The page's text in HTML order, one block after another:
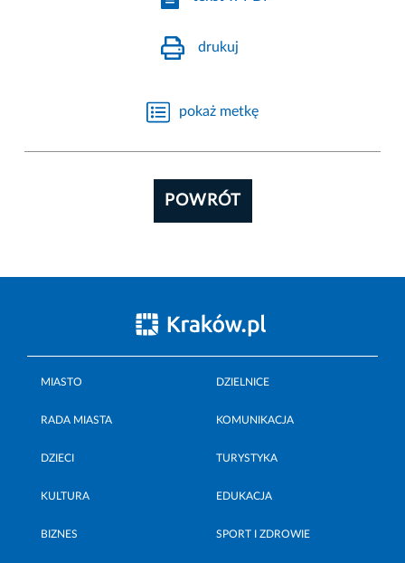
drukuj
pokaż metkę
POWRÓT
MIASTO DZIELNICE
RADA MIASTA KOMUNIKACJA
DZIECI TURYSTYKA
KULTURA EDUKACJA
BIZNES SPORT I ZDROWIE